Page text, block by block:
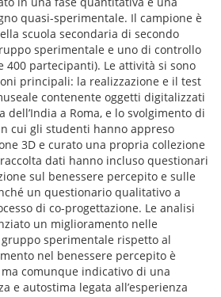
quasi-sperimentale. Il campione è
scuola secondaria di secondo
sperimentale e uno di controllo
400 partecipanti). Le attività si sono
principali: la realizzazione e il test
contenente oggetti digitalizzati
dell’India a Roma, e lo svolgimento di
cui gli studenti hanno appreso
3D e curato una propria collezione
dati hanno incluso questionari
sul benessere percepito e sulle
un questionario qualitativo a
di co-progettazione. Le analisi
un miglioramento nelle
sperimentale rispetto al
nel benessere percepito è
comunque indicativo di una
e autostima legata all’esperienza